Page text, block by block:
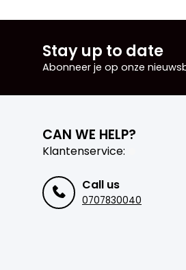
Stay up to date
Abonneer je op onze
CAN WE HELP?
Klantenservice:
Call us
0707830040